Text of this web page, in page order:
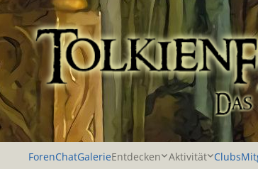
Zu Inhalt springen
ForenChatGalerieEntdecken Aktivität Clubs